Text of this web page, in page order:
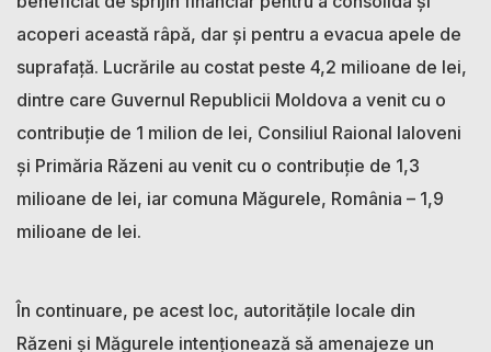
acoperi această râpă, dar și pentru a evacua apele de
suprafață. Lucrările au costat peste 4,2 milioane de lei,
dintre care Guvernul Republicii Moldova a venit cu o
contribuție de 1 milion de lei, Consiliul Raional Ialoveni
și Primăria Răzeni au venit cu o contribuție de 1,3
milioane de lei, iar comuna Măgurele, România – 1,9
milioane de lei.
În continuare, pe acest loc, autoritățile locale din
Răzeni și Măgurele intenționează să amenajeze un